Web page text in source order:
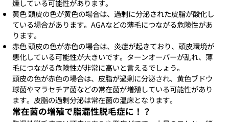
燥している可能性があります。
黄色 頭皮の色が黄色の場合は、過剰に分泌された皮脂が酸化し
ている場合があります。AGAなどの薄毛につながる危険性があ
ります。
赤色 頭皮の色が赤色の場合は、炎症が起きており、頭皮環境が
悪化している可能性が大きいです。ターンオーバーが乱れ、薄
毛につながる危険性が非常に高いと言えるでしょう。
頭皮の色が赤色の場合は、皮脂が過剰に分泌され、黄色ブドウ
球菌やマラセチア菌などの常在菌が増殖している可能性があり
ます。皮脂の過剰分泌は常在菌の温床となります。
常在菌の増殖で脂漏性脱毛症に！？